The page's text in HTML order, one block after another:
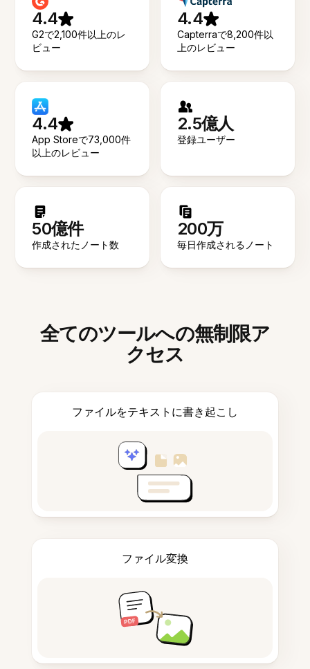
4.4
G2で2,100件以上のレ
ビュー
4.4
Capterraで8,200件以
上のレビュー
4.4
App Storeで73,000件
以上のレビュー
2.5億人
登録ユーザー
50億件
作成されたノート数
200万
毎日作成されるノート
全てのツールへの無制限ア
クセス
ファイルをテキストに書き起こし
ファイル変換